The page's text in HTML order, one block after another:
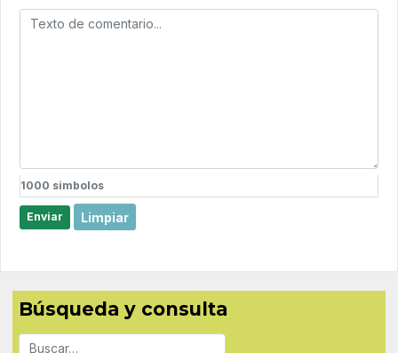
1000 simbolos
Enviar Limpiar
Búsqueda y consulta
Buscar